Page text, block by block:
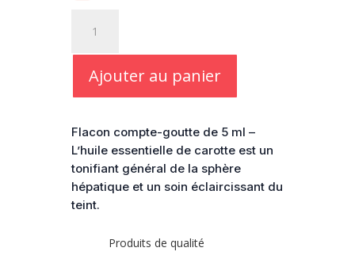
Carotte
Ajouter au panier
Flacon compte-goutte de 5 ml –
L’huile essentielle de carotte est un
tonifiant général de la sphère
hépatique et un soin éclaircissant du
teint.
Produits de qualité